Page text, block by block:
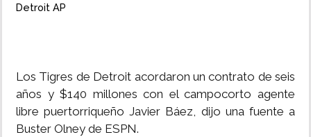
Detroit AP
Los Tigres de Detroit acordaron un contrato de seis
años y $140 millones con el campocorto agente
libre puertorriqueño Javier Báez, dijo una fuente a
Buster Olney de ESPN.